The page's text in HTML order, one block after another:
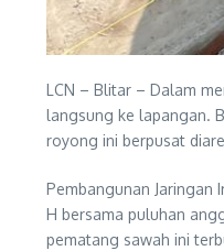
LCN – Blitar – Dalam
langsung ke lapangan.
royong ini berpusat
Pembangunan Jaringan
H bersama puluhan
pematang sawah ini